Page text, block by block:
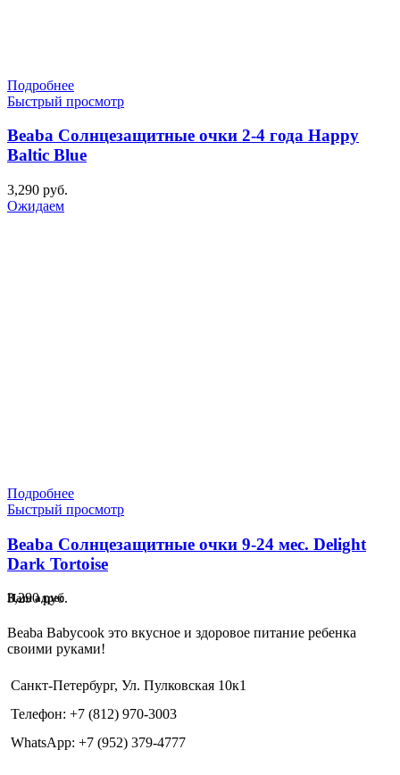
Подробнее
Быстрый просмотр
Beaba Солнцезащитные очки 2-4 года Happy
Baltic Blue
3,290 руб.
Ожидаем
Подробнее
Быстрый просмотр
Beaba Солнцезащитные очки 9-24 мес. Delight
Dark Tortoise
3,290руб.
Наш адрес
Beaba Babycook это вкусное и здоровое питание ребенка
своими руками!
Санкт-Петербург, Ул. Пулковская 10к1
Телефон: +7 (812) 970-3003
WhatsApp: +7 (952) 379-4777